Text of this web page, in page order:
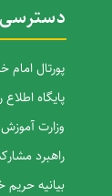
پورتال امام
پایگاه
وزارت
راهبرد
بیانیه